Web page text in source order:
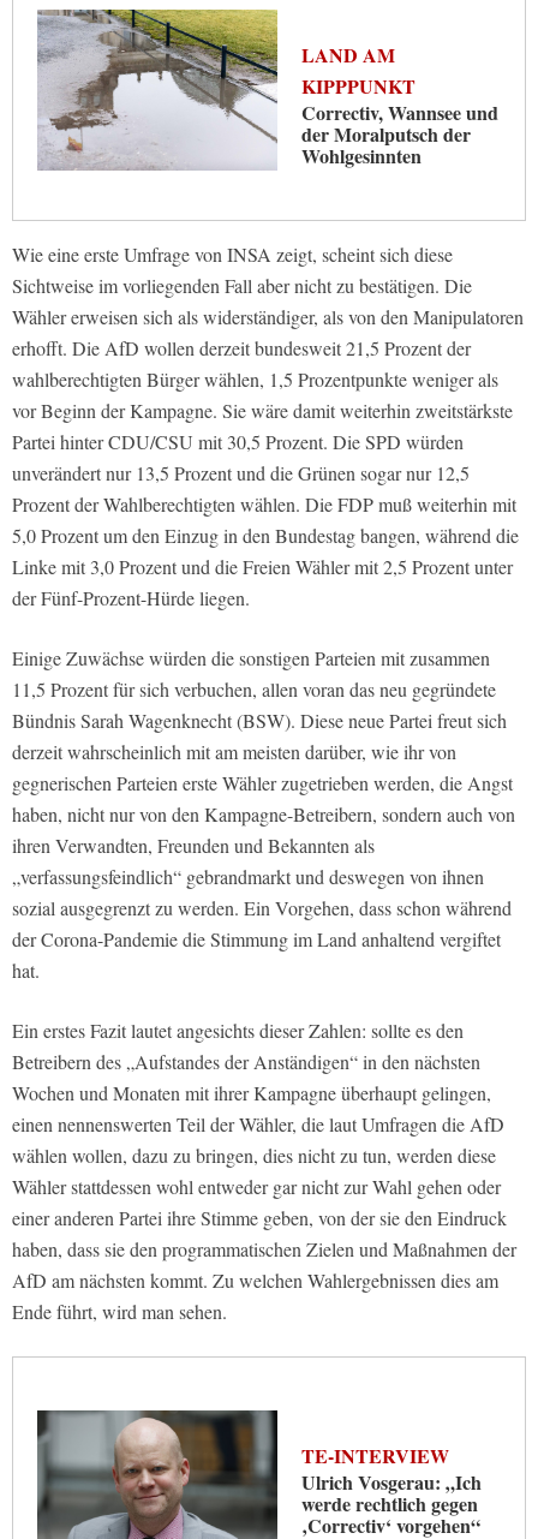
LAND AM
KIPPPUNKT
Correctiv, Wannsee und
der Moralputsch der
Wohlgesinnten
Wie eine erste Umfrage von INSA zeigt, scheint sich diese
Sichtweise im vorliegenden Fall aber nicht zu bestätigen. Die
Wähler erweisen sich als widerständiger, als von den Manipulatoren
erhofft. Die AfD wollen derzeit bundesweit 21,5 Prozent der
wahlberechtigten Bürger wählen, 1,5 Prozentpunkte weniger als
vor Beginn der Kampagne. Sie wäre damit weiterhin zweitstärkste
Partei hinter CDU/CSU mit 30,5 Prozent. Die SPD würden
unverändert nur 13,5 Prozent und die Grünen sogar nur 12,5
Prozent der Wahlberechtigten wählen. Die FDP muß weiterhin mit
5,0 Prozent um den Einzug in den Bundestag bangen, während die
Linke mit 3,0 Prozent und die Freien Wähler mit 2,5 Prozent unter
der Fünf-Prozent-Hürde liegen.
Einige Zuwächse würden die sonstigen Parteien mit zusammen
11,5 Prozent für sich verbuchen, allen voran das neu gegründete
Bündnis Sarah Wagenknecht (BSW). Diese neue Partei freut sich
derzeit wahrscheinlich mit am meisten darüber, wie ihr von
gegnerischen Parteien erste Wähler zugetrieben werden, die Angst
haben, nicht nur von den Kampagne-Betreibern, sondern auch von
ihren Verwandten, Freunden und Bekannten als
„verfassungsfeindlich“ gebrandmarkt und deswegen von ihnen
sozial ausgegrenzt zu werden. Ein Vorgehen, dass schon während
der Corona-Pandemie die Stimmung im Land anhaltend vergiftet
hat.
Ein erstes Fazit lautet angesichts dieser Zahlen: sollte es den
Betreibern des „Aufstandes der Anständigen“ in den nächsten
Wochen und Monaten mit ihrer Kampagne überhaupt gelingen,
einen nennenswerten Teil der Wähler, die laut Umfragen die AfD
wählen wollen, dazu zu bringen, dies nicht zu tun, werden diese
Wähler stattdessen wohl entweder gar nicht zur Wahl gehen oder
einer anderen Partei ihre Stimme geben, von der sie den Eindruck
haben, dass sie den programmatischen Zielen und Maßnahmen der
AfD am nächsten kommt. Zu welchen Wahlergebnissen dies am
Ende führt, wird man sehen.
TE-INTERVIEW
Ulrich Vosgerau: „Ich
werde rechtlich gegen
‚Correctiv‘ vorgehen“